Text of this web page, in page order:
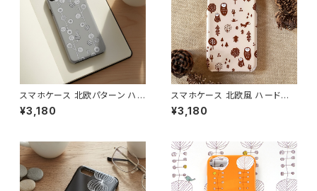
スマホケース 北欧パターン ハ
ードケース iPhone17/galaxy/
Googlepixel/Xperia ニュア
レイ】 hardcase
¥3,180
スマホケース 北欧風 ハードケ
ース iPhone17/galaxy/Goog
lepixel/Xperia 動物 フクロウ
¥3,180